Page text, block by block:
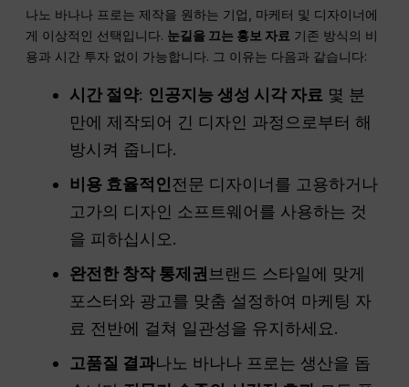
나노 바나나 프로는 제작을 원하는 기업, 마케터 및 디자이너에
게 이상적인 선택입니다. 눈길을 끄는 홍보 자료 기존 방식의 비
용과 시간 투자 없이 가능합니다. 그 이유는 다음과 같습니다:
시간 절약: 인공지능 생성 시각 자료 몇 분
만에 제작되어 긴 디자인 과정으로부터 해
방시켜 줍니다.
비용 효율적인전문 디자이너를 고용하거나
고가의 디자인 소프트웨어를 사용하는 것
을 피하십시오.
완전한 창작 통제권 브랜드 스타일에 맞게
포스터와 광고를 맞춤 설정하여 마케팅 자
료 전반에 걸쳐 일관성을 유지하세요.
고품질 결과나노 바나나 프로는 생산을 돕